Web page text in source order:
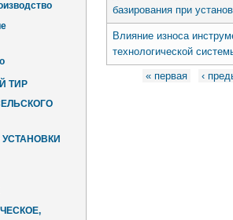
ТИР
базирования при
Влияние износа
технологической
Страницы
« первая ‹